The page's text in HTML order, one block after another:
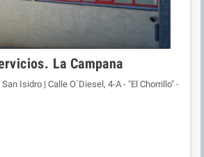
La Campana
Isidro | Calle O´Diesel, 4-A - "El Chorrillo" -